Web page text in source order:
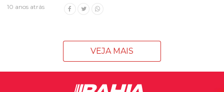
10 anos atrás
VEJA MAIS